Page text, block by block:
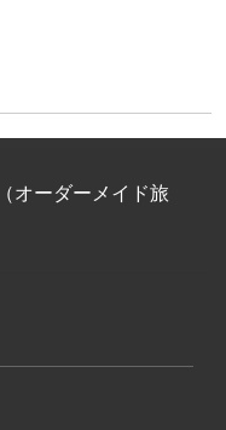
オーダーメイド旅